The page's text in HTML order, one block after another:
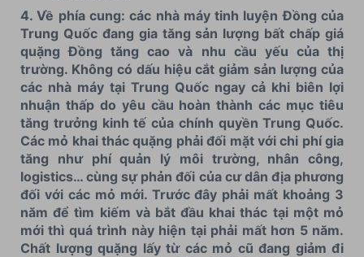
4. Về phía cung: các nhà máy tinh luyện Đồng của
Trung Quốc đang gia tăng sản lượng bất chấp giá
quặng Đồng tăng cao và nhu cầu yếu của thị
trường. Không có dấu hiệu cắt giảm sản lượng của
các nhà máy tại Trung Quốc ngay cả khi biên lợi
nhuận thấp do yêu cầu hoàn thành các mục tiêu
tăng trưởng kinh tế của chính quyền Trung Quốc.
Các mỏ khai thác quặng phải đối mặt với chi phí gia
tăng như phí quản lý môi trường, nhân công,
logistics… cùng sự phản đối của cư dân địa phương
đối với các mỏ mới. Trước đây phải mất khoảng 3
năm để tìm kiếm và bắt đầu khai thác tại một mỏ
mới thì quá trình này hiện tại phải mất hơn 5 năm.
Chất lượng quặng lấy từ các mỏ cũ đang giảm đi